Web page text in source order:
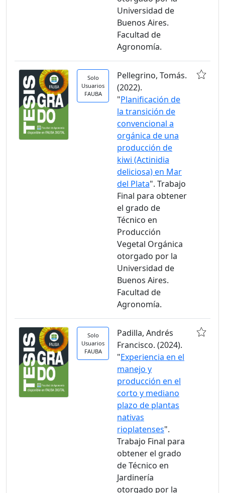
Universidad de
Buenos Aires.
Facultad de
Agronomía.
Solo
Usuarios
FAUBA
Pellegrino, Tomás.
(2022).
"Planificación de
la transición de
convencional a
orgánica de una
producción de
kiwi (Actinidia
deliciosa) en Mar
del Plata". Trabajo
Final para obtener
el grado de
Técnico en
Producción
Vegetal Orgánica
otorgado por la
Universidad de
Buenos Aires.
Facultad de
Agronomía.
Solo
Usuarios
FAUBA
Padilla, Andrés
Francisco. (2024).
"Experiencia en el
manejo y
producción en el
corto y mediano
plazo de plantas
nativas
rioplatenses".
Trabajo Final para
obtener el grado
de Técnico en
Jardinería
otorgado por la